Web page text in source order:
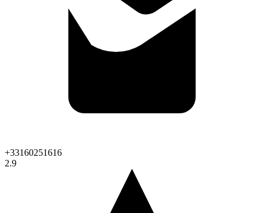
+33160251616
2.9